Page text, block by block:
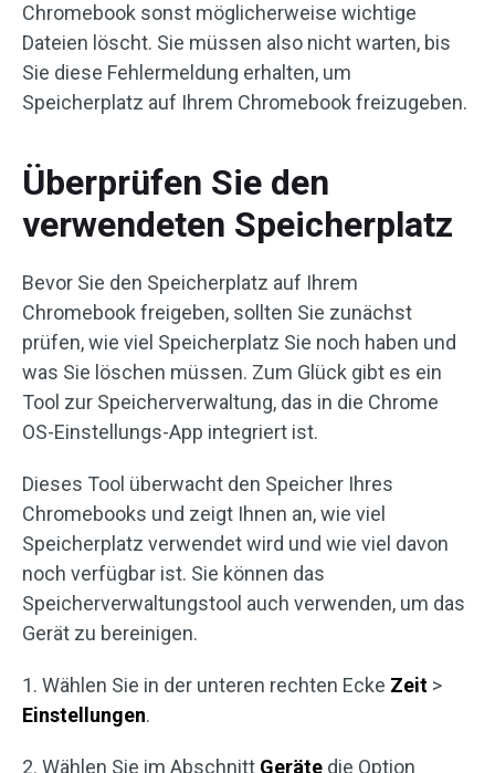
Chromebook sonst möglicherweise wichtige
Dateien löscht. Sie müssen also nicht warten, bis
Sie diese Fehlermeldung erhalten, um
Speicherplatz auf Ihrem Chromebook freizugeben.
Überprüfen Sie den
verwendeten Speicherplatz
Bevor Sie den Speicherplatz auf Ihrem
Chromebook freigeben, sollten Sie zunächst
prüfen, wie viel Speicherplatz Sie noch haben und
was Sie löschen müssen. Zum Glück gibt es ein
Tool zur Speicherverwaltung, das in die Chrome
OS-Einstellungs-App integriert ist.
Dieses Tool überwacht den Speicher Ihres
Chromebooks und zeigt Ihnen an, wie viel
Speicherplatz verwendet wird und wie viel davon
noch verfügbar ist. Sie können das
Speicherverwaltungstool auch verwenden, um das
Gerät zu bereinigen.
1. Wählen Sie in der unteren rechten Ecke Zeit >
Einstellungen.
2. Wählen Sie im Abschnitt Geräte die Option